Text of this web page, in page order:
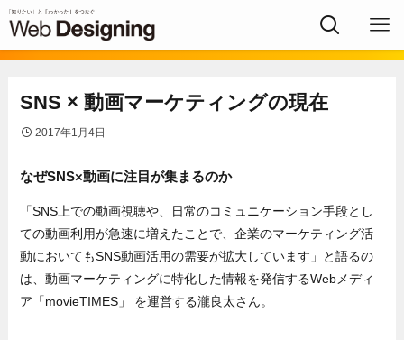
SNS × 動画マーケティングの現在
2017年1月4日
なぜSNS×動画に注目が集まるのか
「SNS上での動画視聴や、日常のコミュニケーション手段とし
ての動画利用が急速に増えたことで、企業のマーケティング活
動においてもSNS動画活用の需要が拡大しています」と語るの
は、動画マーケティングに特化した情報を発信するWebメディ
ア「movieTIMES」 を運営する瀧良太さん。